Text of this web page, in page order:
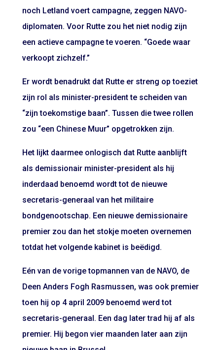
noch Letland voert campagne, zeggen NAVO-
diplomaten. Voor Rutte zou het niet nodig zijn
een actieve campagne te voeren. “Goede waar
verkoopt zichzelf.”
Er wordt benadrukt dat Rutte er streng op toeziet
zijn rol als minister-president te scheiden van
“zijn toekomstige baan”. Tussen die twee rollen
zou “een Chinese Muur” opgetrokken zijn.
Het lijkt daarmee onlogisch dat Rutte aanblijft
als demissionair minister-president als hij
inderdaad benoemd wordt tot de nieuwe
secretaris-generaal van het militaire
bondgenootschap. Een nieuwe demissionaire
premier zou dan het stokje moeten overnemen
totdat het volgende kabinet is beëdigd.
Eén van de vorige topmannen van de NAVO, de
Deen Anders Fogh Rasmussen, was ook premier
toen hij op 4 april 2009 benoemd werd tot
secretaris-generaal. Een dag later trad hij af als
premier. Hij begon vier maanden later aan zijn